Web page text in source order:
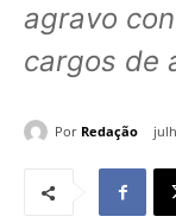
agravo
cargos de
Por Redação